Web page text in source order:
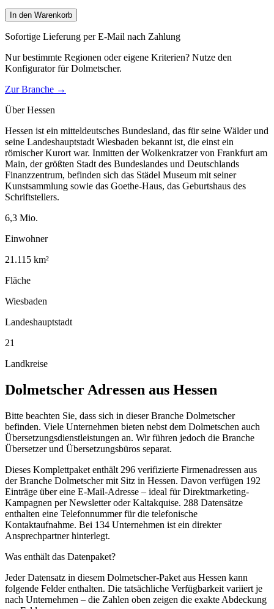
In den Warenkorb
Sofortige Lieferung per E-Mail nach Zahlung
Nur bestimmte Regionen oder eigene Kriterien? Nutze den
Konfigurator fürDolmetscher.
Zur Branche →
ÜberHessen
Hessen ist ein mitteldeutsches Bundesland, das für seine Wälder und
seine Landeshauptstadt Wiesbaden bekannt ist, die einst ein
römischer Kurort war. Inmitten der Wolkenkratzer von Frankfurt am
Main, der größten Stadt des Bundeslandes und Deutschlands
Finanzzentrum, befinden sich das Städel Museum mit seiner
Kunstsammlung sowie das Goethe-Haus, das Geburtshaus des
Schriftstellers.
6,3 Mio.
Einwohner
21.115 km²
Fläche
Wiesbaden
Landeshauptstadt
21
Landkreise
Dolmetscher Adressen aus Hessen
Bitte beachten Sie, dass sich in dieser Branche Dolmetscher
befinden. Viele Unternehmen bieten nebst dem Dolmetschen auch
Übersetzungsdienstleistungen an. Wir führen jedoch die Branche
Übersetzer und Übersetzungsbüros separat.
Dieses Komplettpaket enthält 296 verifizierte Firmenadressen aus
der Branche Dolmetschermit Sitz in Hessen. Davon verfügen 192
Einträge über eine E-Mail-Adresse – ideal für Direktmarketing-
Kampagnen per Newsletter oder Kaltakquise. 288 Datensätze
enthalten eine Telefonnummer für die telefonische
Kontaktaufnahme. Bei 134 Unternehmen ist ein direkter
Ansprechpartner hinterlegt.
Was enthält das Datenpaket?
Jeder Datensatz in diesem Dolmetscher-Paket aus Hessen kann
folgende Felder enthalten. Die tatsächliche Verfügbarkeit variiert je
nach Unternehmen – die Zahlen oben zeigen die exakte Abdeckung